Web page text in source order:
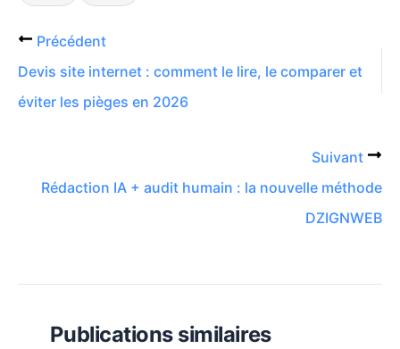
Précédent
Devis site internet : comment le lire, le comparer et
éviter les pièges en 2026
Suivant
Rédaction IA + audit humain : la nouvelle méthode
DZIGNWEB
Publications similaires